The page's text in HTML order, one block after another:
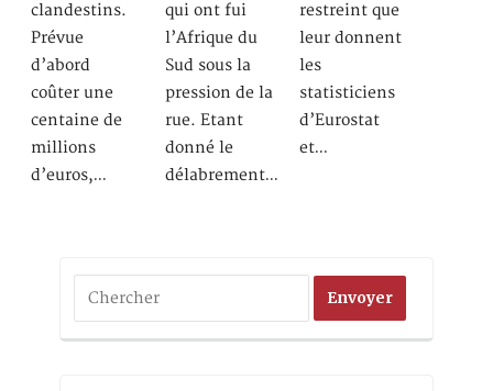
clandestins.
Prévue
d’abord
coûter une
centaine de
millions
d’euros,…
qui ont fui
l’Afrique du
Sud sous la
pression de la
rue. Etant
donné le
délabrement…
restreint que
leur donnent
les
statisticiens
d’Eurostat
et…